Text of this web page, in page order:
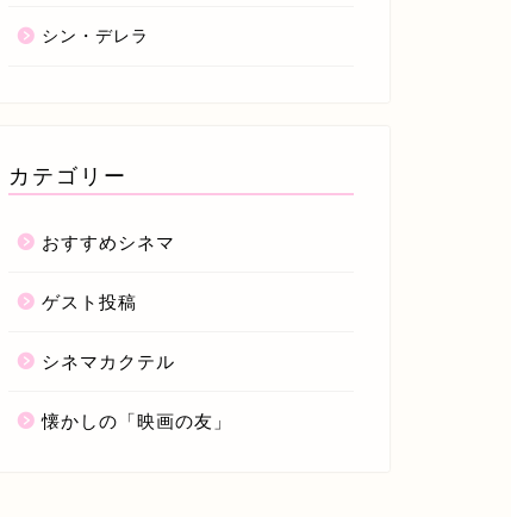
シン・デレラ
カテゴリー
おすすめシネマ
ゲスト投稿
シネマカクテル
懐かしの「映画の友」